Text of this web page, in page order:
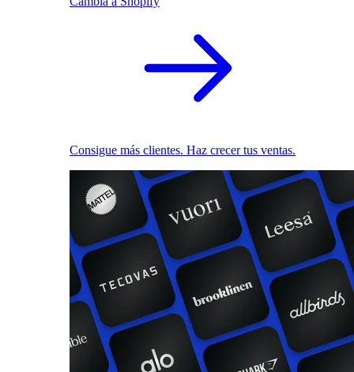
Consigue más clientes. Haz crecer tus ventas.